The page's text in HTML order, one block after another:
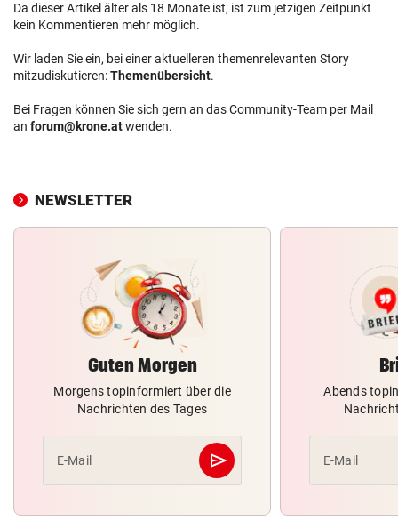
Da dieser Artikel älter als 18 Monate ist, ist zum jetzigen Zeitpunkt
kein Kommentieren mehr möglich.
Wir laden Sie ein, bei einer aktuelleren themenrelevanten Story
mitzudiskutieren:Themenübersicht.
Bei Fragen können Sie sich gern an das Community-Team per Mail
an forum@krone.atwenden.
NEWSLETTER
Guten Morgen
Morgens topinformiert über die
Nachrichten des Tages
E-Mail send
Abschicken
Abends
E-Mail